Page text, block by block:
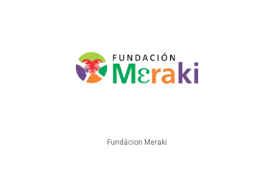
Fundácion Meraki